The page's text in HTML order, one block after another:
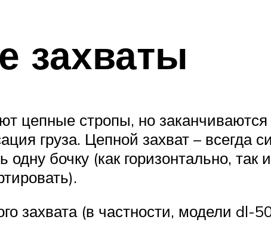
захваты
цепные стропы, но
груза. Цепной захват – всегда
одну бочку (как горизонтально,
захвата (в частности, модели